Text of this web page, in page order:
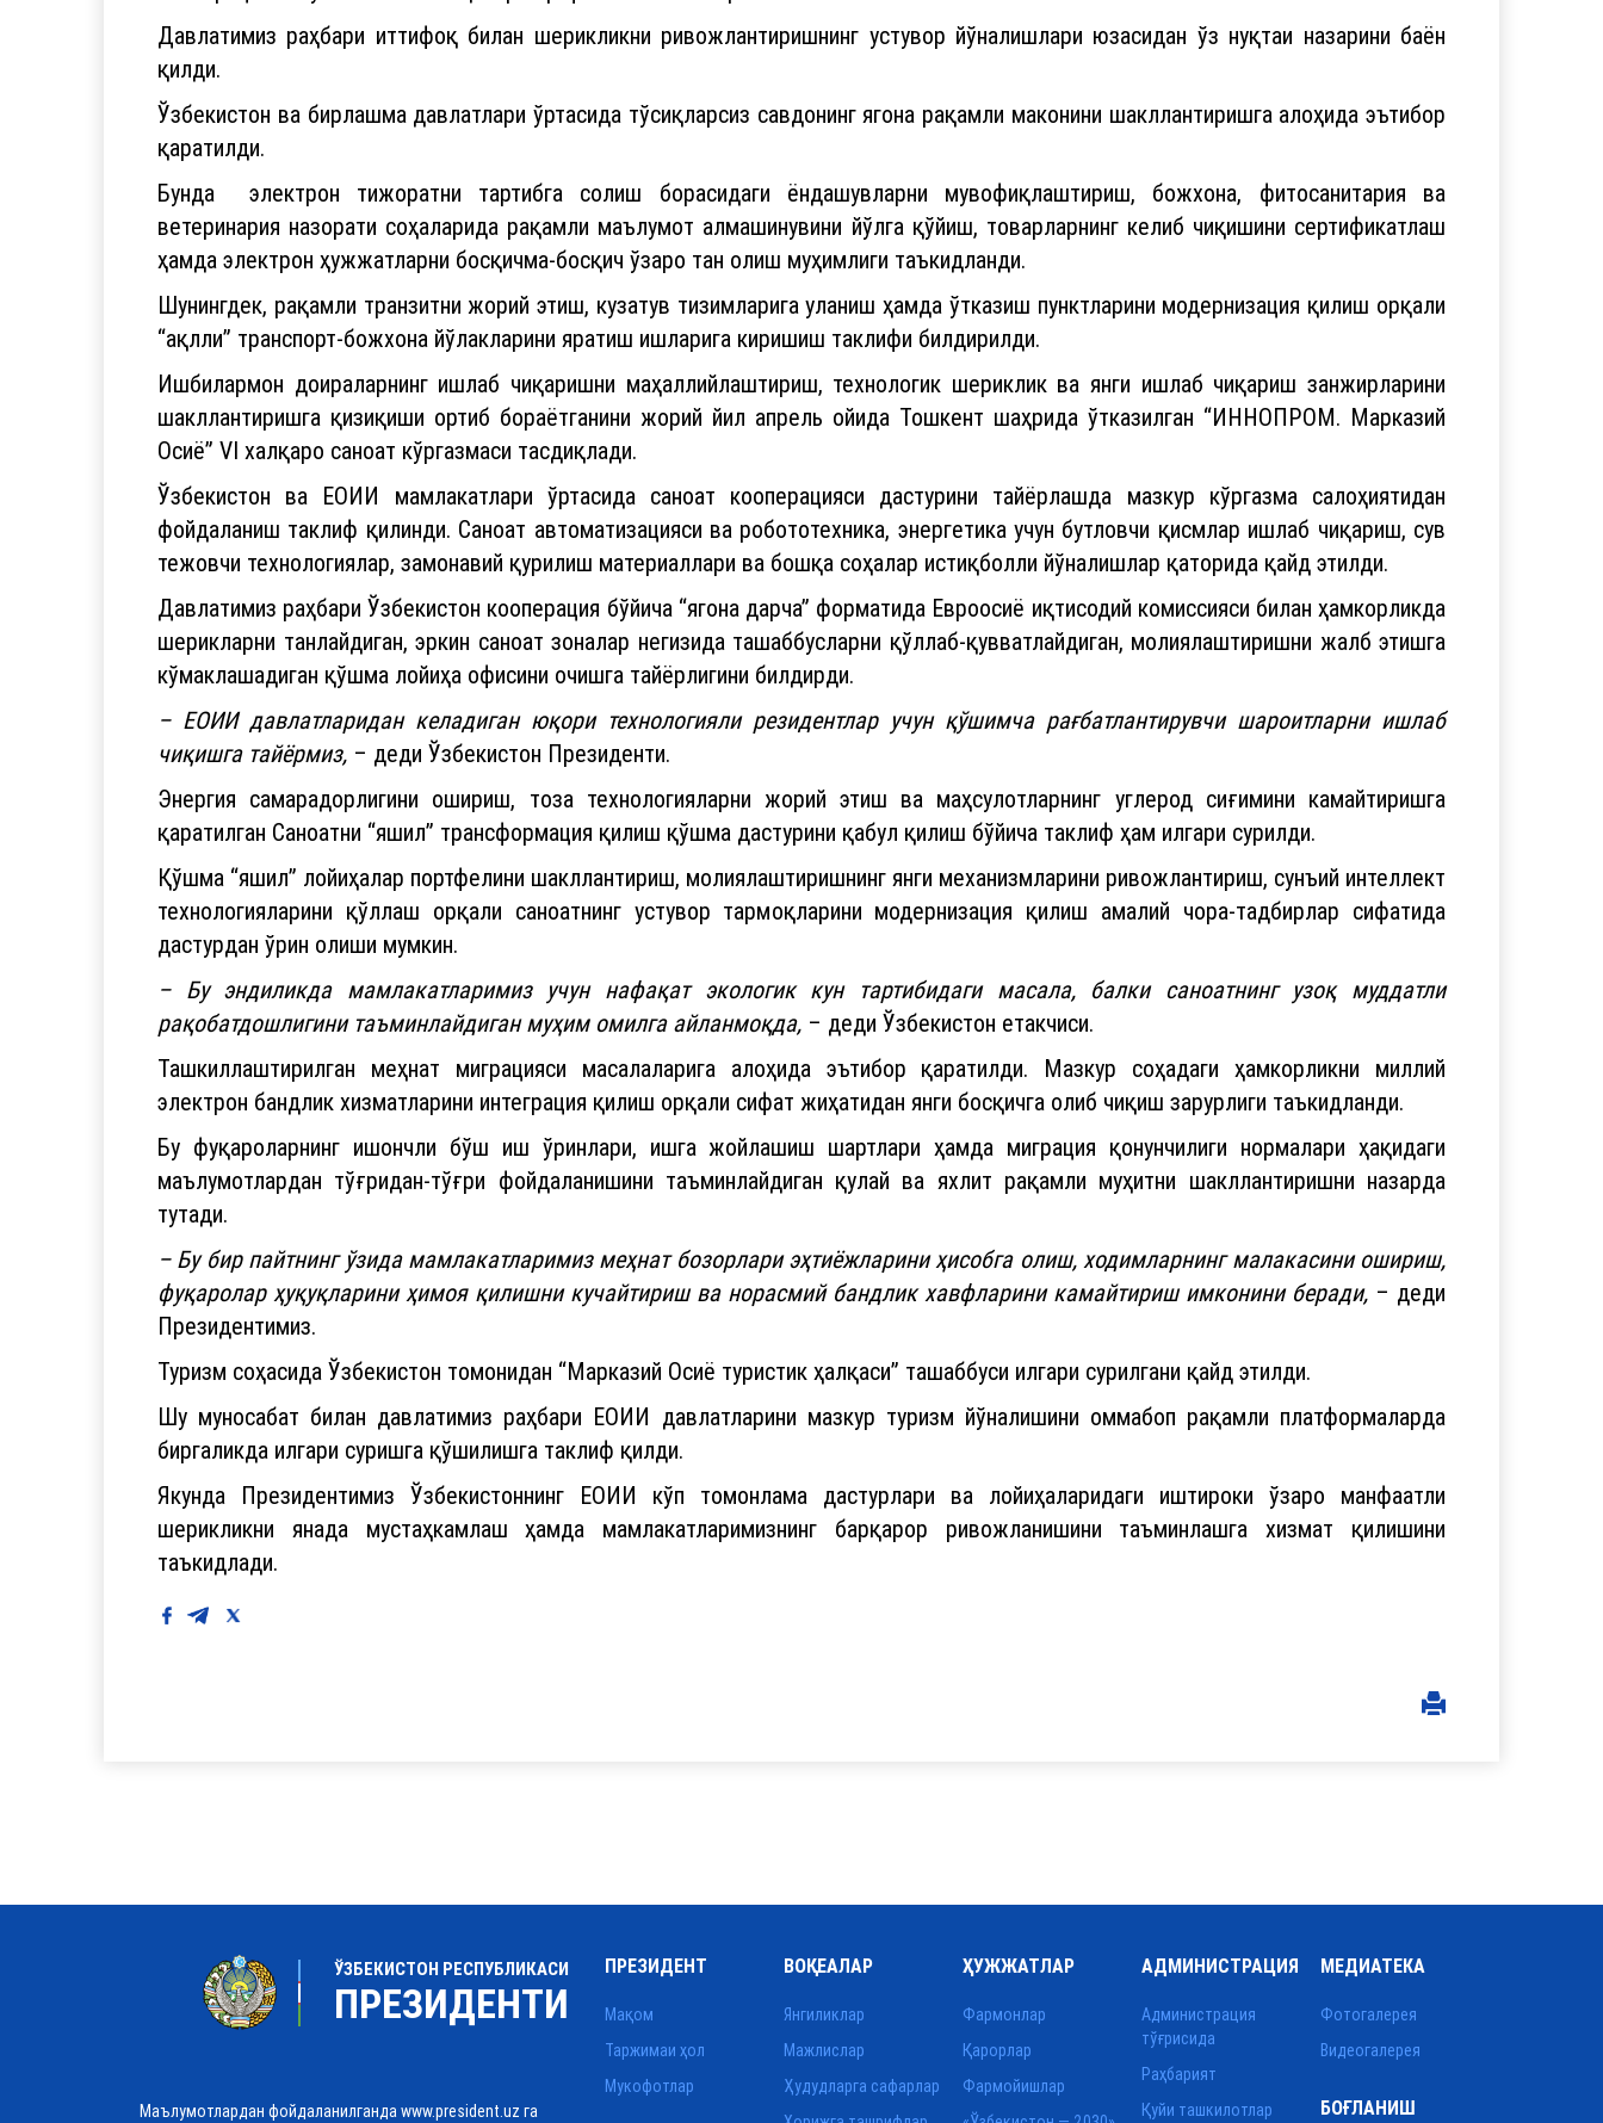
Давлатимиз раҳбари иттифоқ билан шерикликни ривожлантиришнинг устувор йўналишлари юзасидан ўз нуқтаи назарини баён
қилди.
Ўзбекистон ва бирлашма давлатлари ўртасида тўсиқларсиз савдонинг ягона рақамли маконини шакллантиришга алоҳида эътибор
қаратилди.
Бунда электрон тижоратни тартибга солиш борасидаги ёндашувларни мувофиқлаштириш, божхона, фитосанитария ва
ветеринария назорати соҳаларида рақамли маълумот алмашинувини йўлга қўйиш, товарларнинг келиб чиқишини сертификатлаш
ҳамда электрон ҳужжатларни босқичма-босқич ўзаро тан олиш муҳимлиги таъкидланди.
Шунингдек, рақамли транзитни жорий этиш, кузатув тизимларига уланиш ҳамда ўтказиш пунктларини модернизация қилиш орқали
“ақлли” транспорт-божхона йўлакларини яратиш ишларига киришиш таклифи билдирилди.
Ишбилармон доираларнинг ишлаб чиқаришни маҳаллийлаштириш, технологик шериклик ва янги ишлаб чиқариш занжирларини
шакллантиришга қизиқиши ортиб бораётганини жорий йил апрель ойида Тошкент шаҳрида ўтказилган “ИННОПРОМ. Марказий
Осиё” VI халқаро саноат кўргазмаси тасдиқлади.
Ўзбекистон ва ЕОИИ мамлакатлари ўртасида саноат кооперацияси дастурини тайёрлашда мазкур кўргазма салоҳиятидан
фойдаланиш таклиф қилинди. Саноат автоматизацияси ва робототехника, энергетика учун бутловчи қисмлар ишлаб чиқариш, сув
тежовчи технологиялар, замонавий қурилиш материаллари ва бошқа соҳалар истиқболли йўналишлар қаторида қайд этилди.
Давлатимиз раҳбари Ўзбекистон кооперация бўйича “ягона дарча” форматида Евроосиё иқтисодий комиссияси билан ҳамкорликда
шерикларни танлайдиган, эркин саноат зоналар негизида ташаббусларни қўллаб-қувватлайдиган, молиялаштиришни жалб этишга
кўмаклашадиган қўшма лойиҳа офисини очишга тайёрлигини билдирди.
– ЕОИИ давлатларидан келадиган юқори технологияли резидентлар учун қўшимча рағбатлантирувчи шароитларни ишлаб
чиқишга тайёрмиз, – деди Ўзбекистон Президенти.
Энергия самарадорлигини ошириш, тоза технологияларни жорий этиш ва маҳсулотларнинг углерод сиғимини камайтиришга
қаратилган Саноатни “яшил” трансформация қилиш қўшма дастурини қабул қилиш бўйича таклиф ҳам илгари сурилди.
Қўшма “яшил” лойиҳалар портфелини шакллантириш, молиялаштиришнинг янги механизмларини ривожлантириш, сунъий интеллект
технологияларини қўллаш орқали саноатнинг устувор тармоқларини модернизация қилиш амалий чора-тадбирлар сифатида
дастурдан ўрин олиши мумкин.
– Бу эндиликда мамлакатларимиз учун нафақат экологик кун тартибидаги масала, балки саноатнинг узоқ муддатли
рақобатдошлигини таъминлайдиган муҳим омилга айланмоқда, – деди Ўзбекистон етакчиси.
Ташкиллаштирилган меҳнат миграцияси масалаларига алоҳида эътибор қаратилди. Мазкур соҳадаги ҳамкорликни миллий
электрон бандлик хизматларини интеграция қилиш орқали сифат жиҳатидан янги босқичга олиб чиқиш зарурлиги таъкидланди.
Бу фуқароларнинг ишончли бўш иш ўринлари, ишга жойлашиш шартлари ҳамда миграция қонунчилиги нормалари ҳақидаги
маълумотлардан тўғридан-тўғри фойдаланишини таъминлайдиган қулай ва яхлит рақамли муҳитни шакллантиришни назарда
тутади.
– Бу бир пайтнинг ўзида мамлакатларимиз меҳнат бозорлари эҳтиёжларини ҳисобга олиш, ходимларнинг малакасини ошириш,
фуқаролар ҳуқуқларини ҳимоя қилишни кучайтириш ва норасмий бандлик хавфларини камайтириш имконини беради, – деди
Президентимиз.
Туризм соҳасида Ўзбекистон томонидан “Марказий Осиё туристик ҳалқаси” ташаббуси илгари сурилгани қайд этилди.
Шу муносабат билан давлатимиз раҳбари ЕОИИ давлатларини мазкур туризм йўналишини оммабоп рақамли платформаларда
биргаликда илгари суришга қўшилишга таклиф қилди.
Якунда Президентимиз Ўзбекистоннинг ЕОИИ кўп томонлама дастурлари ва лойиҳаларидаги иштироки ўзаро манфаатли
шерикликни янада мустаҳкамлаш ҳамда мамлакатларимизнинг барқарор ривожланишини таъминлашга хизмат қилишини
таъкидлади.
ЎЗБЕКИСТОН РЕСПУБЛИКАСИ
ПРЕЗИДЕНТИ
Маълумотлардан фойдаланилганда www.president.uz га
ПРЕЗИДЕНТ
Мақом
Таржимаи ҳол
Мукофотлар
ВОҚЕАЛАР
Янгиликлар
Мажлислар
Ҳудудларга сафарлар
ҲУЖЖАТЛАР
Фармонлар
Қарорлар
Фармойишлар
АДМИНИСТРАЦИЯ
Администрация
тўғрисида
Раҳбарият
Қуйи ташкилотлар
МЕДИАТЕКА
Фотогалерея
Видеогалерея
БОҒЛАНИШ